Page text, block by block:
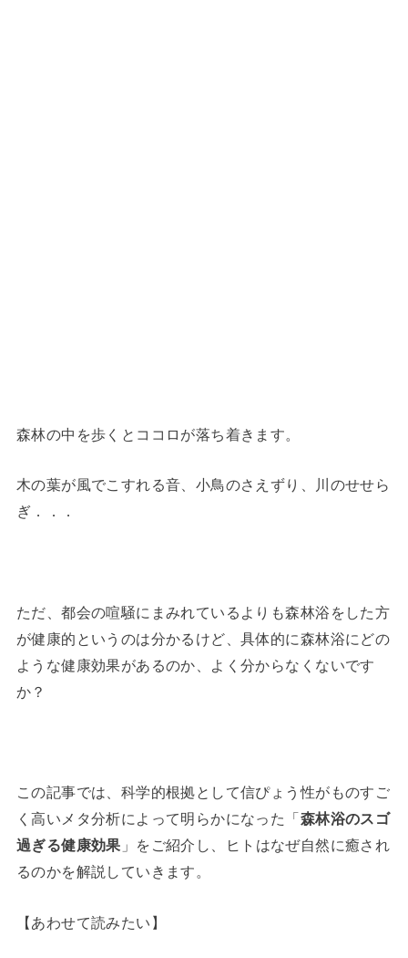
森林の中を歩くとココロが落ち着きます。
木の葉が風でこすれる音、小鳥のさえずり、川のせせら
ぎ．．．
ただ、都会の喧騒にまみれているよりも森林浴をした方
が健康的というのは分かるけど、具体的に森林浴にどの
ような健康効果があるのか、よく分からなくないです
か？
この記事では、科学的根拠として信ぴょう性がものすご
く高いメタ分析によって明らかになった「 森林浴のスゴ
過ぎる健康効果 」をご紹介し、ヒトはなぜ自然に癒され
るのかを解説していきます。
【あわせて読みたい】